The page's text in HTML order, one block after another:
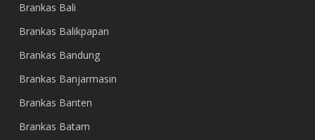
Brankas Bali
Brankas Balikpapan
Brankas Bandung
Brankas Banjarmasin
Brankas Banten
Brankas Batam